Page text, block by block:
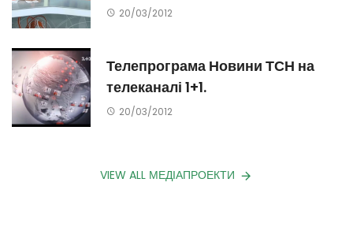
20/03/2012
Телепрограма Новини ТСН на
телеканалі 1+1.
20/03/2012
VIEW ALL МЕДІАПРОЕКТИ